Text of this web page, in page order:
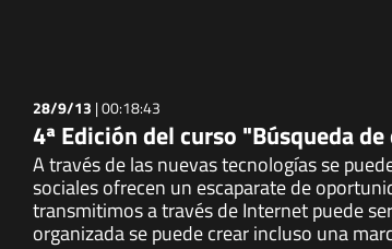
28/9/13 |00:18:43
4ª Edición del curso "Búsqueda
A través de las nuevas tecnologías se
sociales ofrecen un escaparate de
transmitimos a través de Internet puede
organizada se puede crear incluso una